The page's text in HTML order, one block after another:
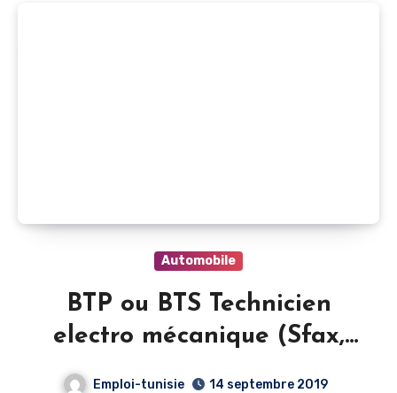
Automobile
BTP ou BTS Technicien
electro mécanique (Sfax,
Emploi-tunisie
14 septembre 2019